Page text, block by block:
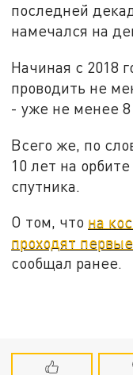
последней
намечался на
Начиная с 2018
проводить не
- уже не менее
Всего же, по
10 лет на
спутника.
О том, что на
проходят
сообщал ранее.